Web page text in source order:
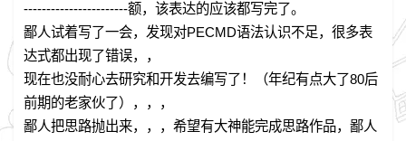
-----------------------额，该表达的应该都写完了。
鄙人试着写了一会，发现对PECMD语法认识不足，很多表
达式都出现了错误，，
现在也没耐心去研究和开发去编写了！（年纪有点大了80后
前期的老家伙了），，，
鄙人把思路抛出来，，，希望有大神能完成思路作品，鄙人